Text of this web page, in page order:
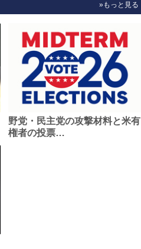
»もっと見る
野党・民主党の攻撃材料と米有
権者の投票…